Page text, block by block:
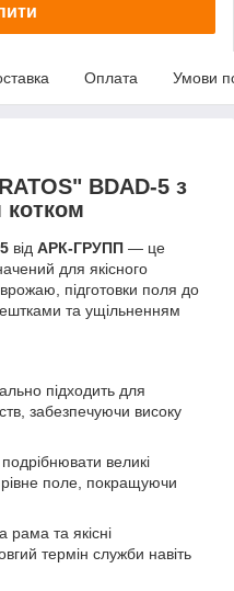
Оплата Умови
BDAD-5 з
від АРК-ГРУПП — це
для якісного
підготовки поля до
та ущільненням
підходить для
забезпечуючи високу
великі
поле, покращуючи
рама та якісні
термін служби навіть